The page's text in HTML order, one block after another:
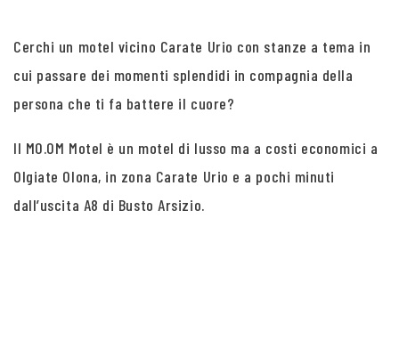
Cerchi un motel vicino Carate Urio con stanze a tema in
cui passare dei momenti splendidi in compagnia della
persona che ti fa battere il cuore?
Il MO.OM Motel è un motel di lusso ma a costi economici a
Olgiate Olona, in zona Carate Urio e a pochi minuti
dall’uscita A8 di Busto Arsizio.